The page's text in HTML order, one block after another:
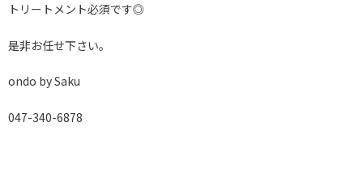
トリートメント必須です◎
是非お任せ下さい。
ondo by Saku
047-340-6878